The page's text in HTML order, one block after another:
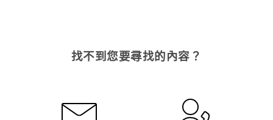
找不到您要尋找的內容？